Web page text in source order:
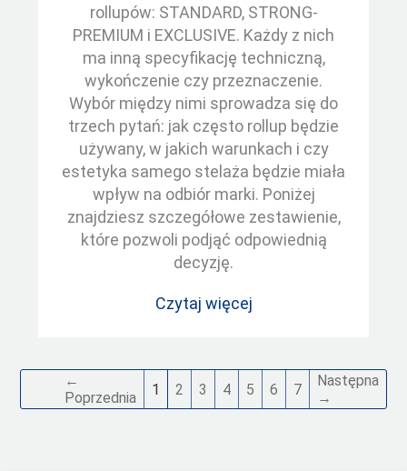
rollupów: STANDARD, STRONG-
PREMIUM i EXCLUSIVE. Każdy z nich
ma inną specyfikację techniczną,
wykończenie czy przeznaczenie.
Wybór między nimi sprowadza się do
trzech pytań: jak często rollup będzie
używany, w jakich warunkach i czy
estetyka samego stelaża będzie miała
wpływ na odbiór marki. Poniżej
znajdziesz szczegółowe zestawienie,
które pozwoli podjąć odpowiednią
decyzję.
Czytaj więcej
←
Poprzednia
1 2 3 4 5 6 7
Następna
→